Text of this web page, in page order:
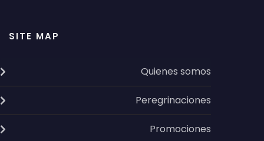
SITE MAP
Quienes somos
Peregrinaciones
Promociones